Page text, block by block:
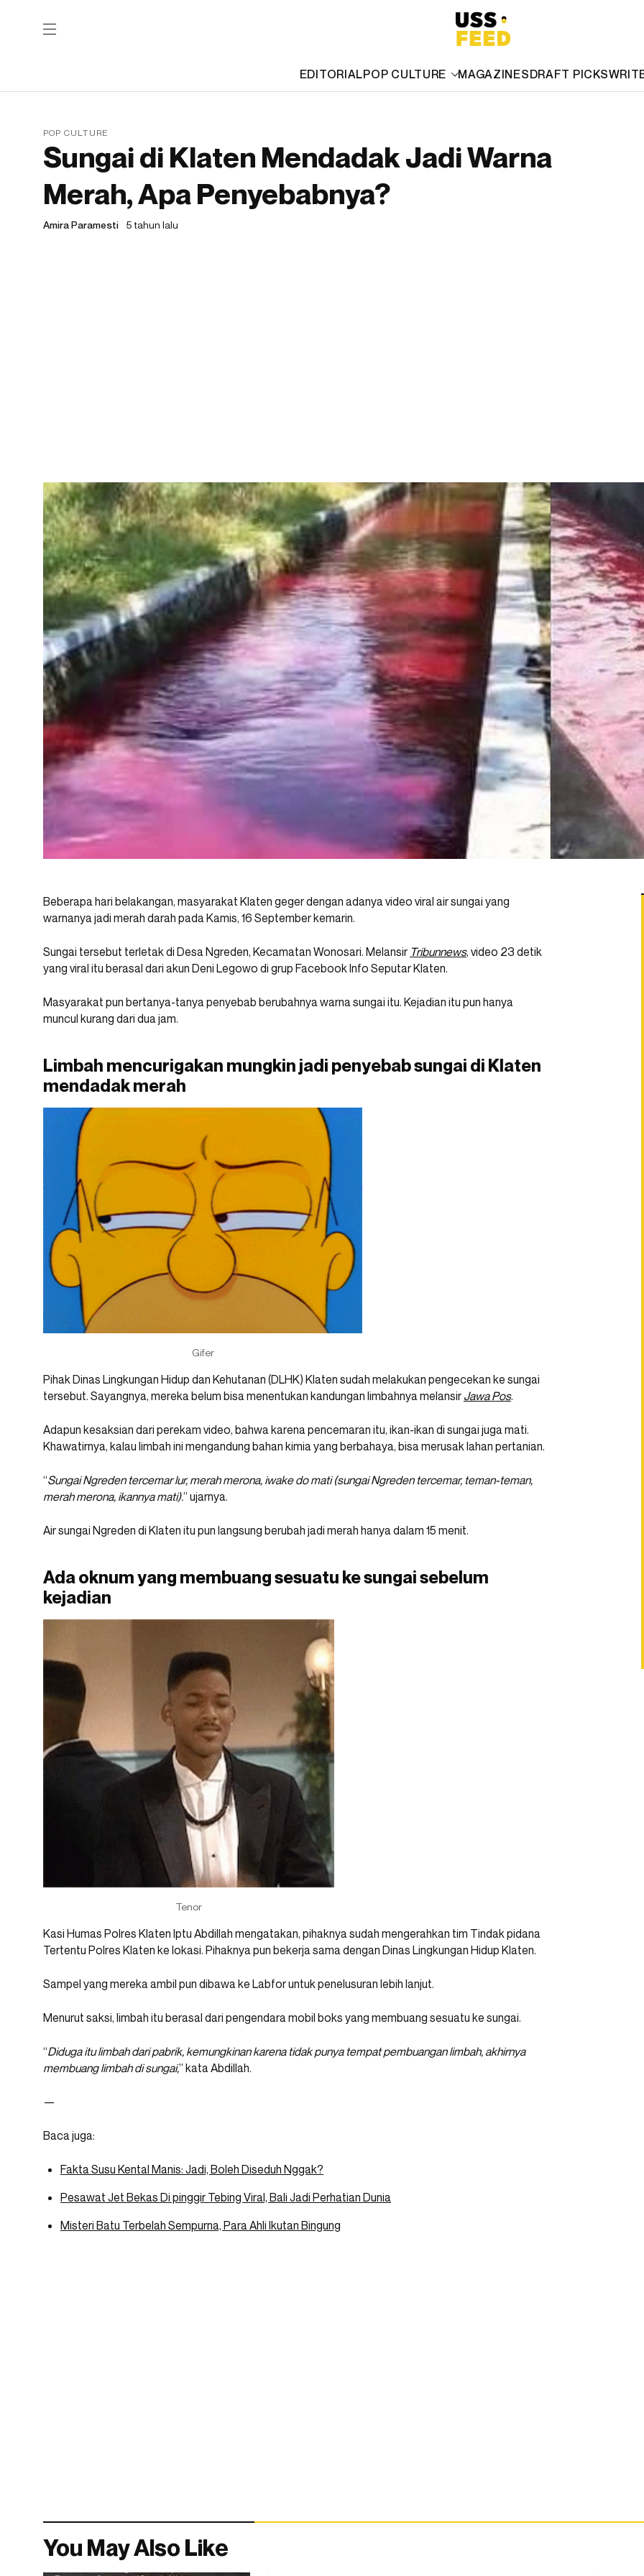
EDITORIALPOP CULTURE MAGAZINESDRAFT PICKS
POP CULTURE
Sungai di Klaten Mendadak Jadi Warna
Merah, Apa Penyebabnya?
Amira Paramesti 5 tahun lalu
Beberapa hari belakangan, masyarakat Klaten geger dengan adanya video viral air sungai yang
warnanya jadi merah darah pada Kamis, 16 September kemarin.
Sungai tersebut terletak di Desa Ngreden, Kecamatan Wonosari. Melansir Tribunnews, video 23 detik
yang viral itu berasal dari akun Deni Legowo di grup Facebook Info Seputar Klaten.
Masyarakat pun bertanya-tanya penyebab berubahnya warna sungai itu. Kejadian itu pun hanya
muncul kurang dari dua jam.
Limbah mencurigakan mungkin jadi penyebab sungai di Klaten
mendadak merah
Gifer
Pihak Dinas Lingkungan Hidup dan Kehutanan (DLHK) Klaten sudah melakukan pengecekan ke sungai
tersebut. Sayangnya, mereka belum bisa menentukan kandungan limbahnya melansir Jawa Pos.
Adapun kesaksian dari perekam video, bahwa karena pencemaran itu, ikan-ikan di sungai juga mati.
Khawatirnya, kalau limbah ini mengandung bahan kimia yang berbahaya, bisa merusak lahan pertanian.
“Sungai Ngreden tercemar lur, merah merona, iwake do mati (sungai Ngreden tercemar, teman-teman,
merah merona, ikannya mati).” ujarnya.
Air sungai Ngreden di Klaten itu pun langsung berubah jadi merah hanya dalam 15 menit.
Ada oknum yang membuang sesuatu ke sungai sebelum
kejadian
Tenor
Kasi Humas Polres Klaten Iptu Abdillah mengatakan, pihaknya sudah mengerahkan tim Tindak pidana
Tertentu Polres Klaten ke lokasi. Pihaknya pun bekerja sama dengan Dinas Lingkungan Hidup Klaten.
Sampel yang mereka ambil pun dibawa ke Labfor untuk penelusuran lebih lanjut.
Menurut saksi, limbah itu berasal dari pengendara mobil boks yang membuang sesuatu ke sungai.
“Diduga itu limbah dari pabrik, kemungkinan karena tidak punya tempat pembuangan limbah, akhirnya
membuang limbah di sungai,” kata Abdillah.
—
Baca juga:
Fakta Susu Kental Manis: Jadi, Boleh Diseduh Nggak?
Pesawat Jet Bekas Di pinggir Tebing Viral, Bali Jadi Perhatian Dunia
Misteri Batu Terbelah Sempurna, Para Ahli Ikutan Bingung
You May Also Like